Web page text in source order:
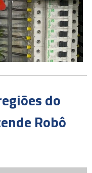
do
Robô